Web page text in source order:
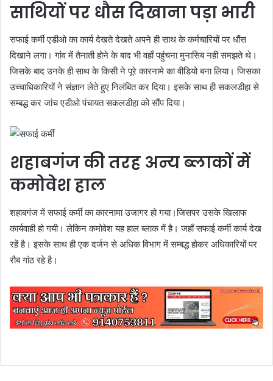
साथियों पर धौस दिखाना पड़ा भारी
सफाई कर्मी एडीओ का कार्य देखते देखते अपने ही साथ के कर्मचारियों पर धौंस
दिखाने लगा। गांव में तैनाती होने के बाद भी वहाँ पहुंचना मुनासिब नही समझते थे।
जिसके बाद उनके ही साथ के किसी ने पूरे कारनामे का वीडियो बना लिया। जिसका
उच्चाधिकारियों ने संज्ञान लेते हुए निलंबित कर दिया। इसके साथ ही सकलडीहा से
सम्बद्ध कर जांच एडीओ पंचायत सकलडीहा को सौंप दिया।
शहाबगंज की तरह अन्य ब्लाकों में
कमोवेश हाल
शहाबगंज में सफाई कर्मी का कारनामा उजागर हो गया।जिसपर उसके खिलाफ
कार्यवाही हो गयी। लेकिन कमोवेश यह हाल ब्लाक में है। जहाँ सफाई कर्मी कार्य देख
रहें है। इसके साथ ही एक दर्जन से अधिक विभाग में सम्बद्ध होकर अधिकारियों पर
रौब गांठ रहे है।